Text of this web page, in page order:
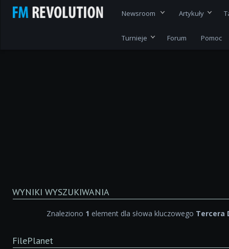
Newsroom Artykuły
Turnieje Forum Pomoc
WYNIKI WYSZUKIWANIA
Znaleziono 1 element dla słowa kluczowego Tercera
FilePlanet